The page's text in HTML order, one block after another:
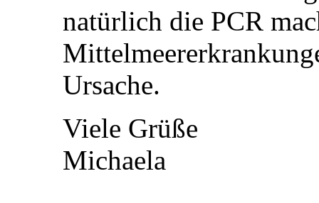
natürlich die PCR
Ursache.
Viele Grüße
Michaela